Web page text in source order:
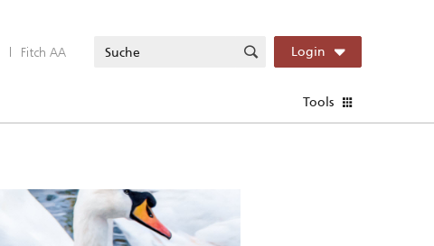
| Fitch AA Login
Tools